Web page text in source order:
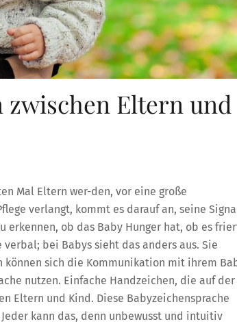
zwischen Eltern und
Mal Eltern wer-den, vor eine große
verlangt, kommt es darauf an, seine
erkennen, ob das Baby Hunger hat, ob es
bei Babys sieht das anders aus. Sie
können sich die Kommunikation mit ihrem
nutzen. Einfache Handzeichen, die auf der
Eltern und Kind. Diese Babyzeichensprache
kann das, denn unbewusst und intuitiv